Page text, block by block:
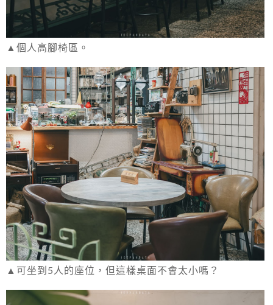
▲個人高腳椅區。
▲可坐到5人的座位，但這樣桌面不會太小嗎？